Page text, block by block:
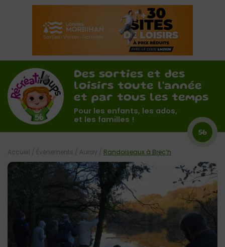
Des sorties et des
loisirs toute l'année
et par tous les temps
Pour les enfants, les ados,
et les familles !
56
Accueil / Évènements / Auray / Randoiseaux à Brec’h